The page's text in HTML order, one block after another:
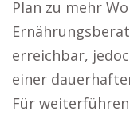
Plan zu mehr
erreichbar,
einer
Für